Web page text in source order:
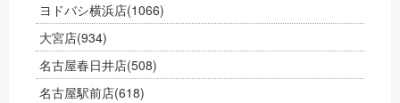
ヨドバシ横浜店(1066)
大宮店(934)
名古屋春日井店(508)
名古屋駅前店(618)